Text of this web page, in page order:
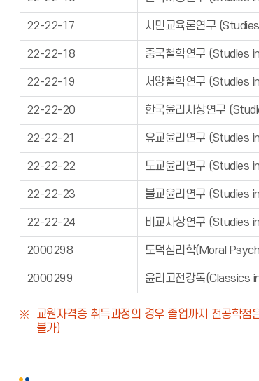
22-22-17 시민교육론연구
22-22-18 중국철학연구 (Studies
22-22-19 서양철학연구 (Studies
22-22-20 한국윤리사상연구
22-22-21 유교윤리연구 (Studies
22-22-22 도교윤리연구 (Studies
22-22-23 불교윤리연구 (Studies
22-22-24 비교사상연구 (Studies
2000298 도덕심리학(Moral
2000299 윤리고전강독(Classics
교원자격증 취득과정의 경우 졸업까지 전공학
불가)